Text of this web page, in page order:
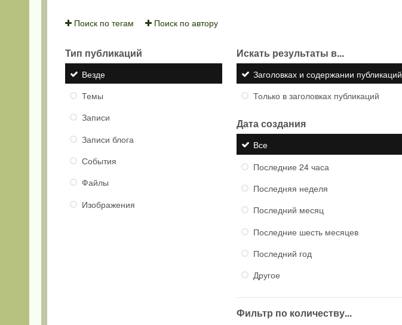
Поиск по тегам Поиск по автору
Тип публикаций
Везде
Темы
Записи
Записи блога
События
Файлы
Изображения
Искать результаты в...
Заголовках и содержании публикаций
Только в заголовках публикаций
Дата создания
Все
Последние 24 часа
Последняя неделя
Последний месяц
Последние шесть месяцев
Последний год
Другое
Фильтр по количеству...